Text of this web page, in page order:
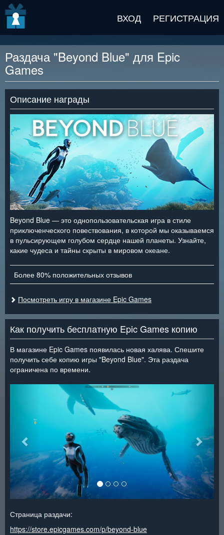
ВХОД РЕГИСТРАЦИЯ
Раздача "Beyond Blue" для Epic
Games
Описание награды
Beyond Blue — это однопользовательская игра в стиле
приключенческого повествования, в которой мы оказываемся
в пульсирующем голубом сердце нашей планеты. Узнайте,
какие чудеса и тайны скрыты в мировом океане.
Более 80% положительных отзывов
Посмотреть игру в магазине Epic Games
Как получить бесплатную Epic Games копию
В магазине Epic Games появилась новая халява. Спешите
получить себе копию игры "Beyond Blue". Эта раздача
ограничена по времени.
Страница раздачи:
https://store.epicgames.com/p/beyond-blue